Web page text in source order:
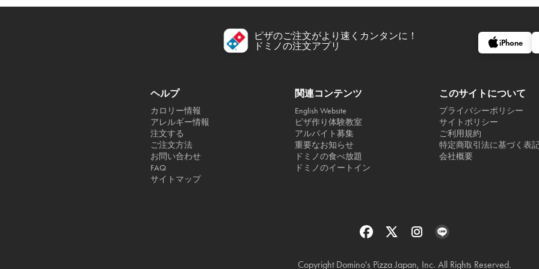
ピザのご注文がより速くカンタンに！
ドミノの注文アプリ
iPhone
ヘルプ
カロリー情報
アレルギー情報
注文する
ご注文方法
お問い合わせ
FAQ
サイトマップ
関連コンテンツ
English Website
ピザ作り体験教室
アルバイト募集
重要なお知らせ
ドミノの食べ放題
ドミノのイートイン
このサイトについて
プライバシーポリシー
サイトポリシー
ご利用規約
特定商取引法に基づく表
会社概要
Copyright Domino's Pizza Japan, Inc. All Rights Reserved.